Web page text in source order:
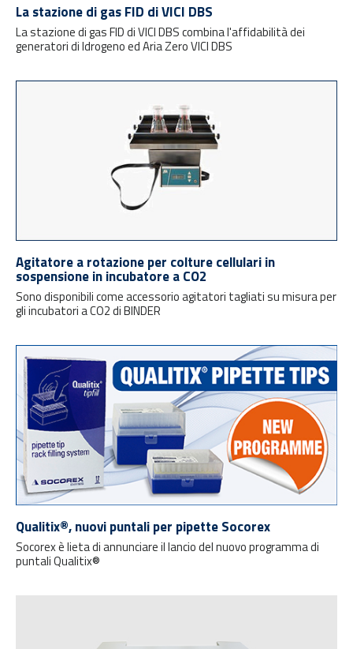
La stazione di gas FID di VICI DBS
La stazione di gas FID di VICI DBS combina l'affidabilità dei
generatori di Idrogeno ed Aria Zero VICI DBS
Agitatore a rotazione per colture cellulari in
sospensione in incubatore a CO2
Sono disponibili come accessorio agitatori tagliati su misura per
gli incubatori a CO2 di BINDER
Qualitix®, nuovi puntali per pipette Socorex
Socorex è lieta di annunciare il lancio del nuovo programma di
puntali Qualitix®